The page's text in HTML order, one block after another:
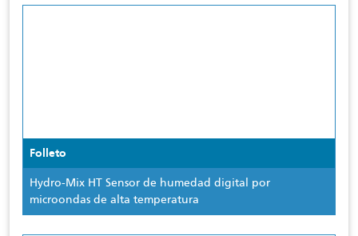
Folleto
Hydro-Mix HT Sensor de humedad digital por
microondas de alta temperatura